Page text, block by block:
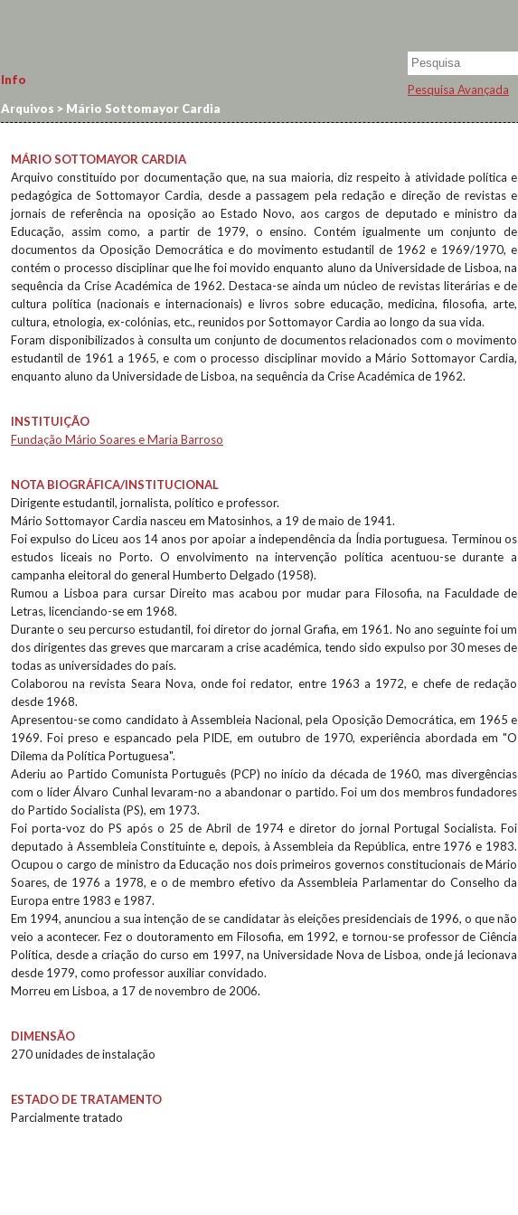
Pesquisa Avançada
Info
Arquivos > Mário Sottomayor Cardia
MÁRIO SOTTOMAYOR CARDIA
Arquivo constituído por documentação que, na sua maioria, diz respeito à atividade política e
pedagógica de Sottomayor Cardia, desde a passagem pela redação e direção de revistas e
jornais de referência na oposição ao Estado Novo, aos cargos de deputado e ministro da
Educação, assim como, a partir de 1979, o ensino. Contém igualmente um conjunto de
documentos da Oposição Democrática e do movimento estudantil de 1962 e 1969/1970, e
contém o processo disciplinar que lhe foi movido enquanto aluno da Universidade de Lisboa, na
sequência da Crise Académica de 1962. Destaca-se ainda um núcleo de revistas literárias e de
cultura política (nacionais e internacionais) e livros sobre educação, medicina, filosofia, arte,
cultura, etnologia, ex-colónias, etc., reunidos por Sottomayor Cardia ao longo da sua vida.
Foram disponibilizados à consulta um conjunto de documentos relacionados com o movimento
estudantil de 1961 a 1965, e com o processo disciplinar movido a Mário Sottomayor Cardia,
enquanto aluno da Universidade de Lisboa, na sequência da Crise Académica de 1962.
INSTITUIÇÃO
Fundação Mário Soares e Maria Barroso
NOTA BIOGRÁFICA/INSTITUCIONAL
Dirigente estudantil, jornalista, político e professor.
Mário Sottomayor Cardia nasceu em Matosinhos, a 19 de maio de 1941.
Foi expulso do Liceu aos 14 anos por apoiar a independência da Índia portuguesa. Terminou os
estudos liceais no Porto. O envolvimento na intervenção política acentuou-se durante a
campanha eleitoral do general Humberto Delgado (1958).
Rumou a Lisboa para cursar Direito mas acabou por mudar para Filosofia, na Faculdade de
Letras, licenciando-se em 1968.
Durante o seu percurso estudantil, foi diretor do jornal Grafia, em 1961. No ano seguinte foi um
dos dirigentes das greves que marcaram a crise académica, tendo sido expulso por 30 meses de
todas as universidades do país.
Colaborou na revista Seara Nova, onde foi redator, entre 1963 a 1972, e chefe de redação
desde 1968.
Apresentou-se como candidato à Assembleia Nacional, pela Oposição Democrática, em 1965 e
1969. Foi preso e espancado pela PIDE, em outubro de 1970, experiência abordada em "O
Dilema da Política Portuguesa".
Aderiu ao Partido Comunista Português (PCP) no início da década de 1960, mas divergências
com o líder Álvaro Cunhal levaram-no a abandonar o partido. Foi um dos membros fundadores
do Partido Socialista (PS), em 1973.
Foi porta-voz do PS após o 25 de Abril de 1974 e diretor do jornal Portugal Socialista. Foi
deputado à Assembleia Constituinte e, depois, à Assembleia da República, entre 1976 e 1983.
Ocupou o cargo de ministro da Educação nos dois primeiros governos constitucionais de Mário
Soares, de 1976 a 1978, e o de membro efetivo da Assembleia Parlamentar do Conselho da
Europa entre 1983 e 1987.
Em 1994, anunciou a sua intenção de se candidatar às eleições presidenciais de 1996, o que não
veio a acontecer. Fez o doutoramento em Filosofia, em 1992, e tornou-se professor de Ciência
Política, desde a criação do curso em 1997, na Universidade Nova de Lisboa, onde já lecionava
desde 1979, como professor auxiliar convidado.
Morreu em Lisboa, a 17 de novembro de 2006.
DIMENSÃO
270 unidades de instalação
ESTADO DE TRATAMENTO
Parcialmente tratado